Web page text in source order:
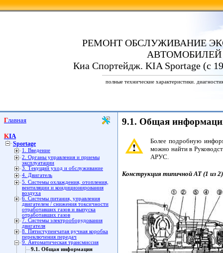
РЕМОНТ ОБСЛУЖИВАНИЕ
АВТОМОБИЛЕЙ
Киа Спортейдж. KIA Sportage (с
полные технические характеристики.
Главная
KIA
Sportage
1. Введение
2. Органы управления и приемы
эксплуатации
3. Текущий уход и обслуживание
4. Двигатель
5. Системы охлаждения, отопления,
вентиляции и кондиционирования
воздуха
6. Системы питания, управления
двигателем / снижения токсичности
отработавших газов и выпуска
отработавших газов
7. Системы электрооборудования
двигателя
8. Пятиступенчатая ручная коробка
переключения передач
9. Автоматическая трансмиссия
9.1. Общая информация
9.1. Общая
Более подробную
можно найти в
АРУС.
Конструкция типичной АТ (1 из 2)